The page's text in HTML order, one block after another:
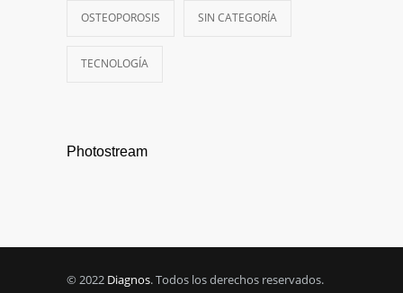
OSTEOPOROSIS SIN CATEGORÍA
TECNOLOGÍA
Photostream
© 2022 Diagnos. Todos los derechos reservados.